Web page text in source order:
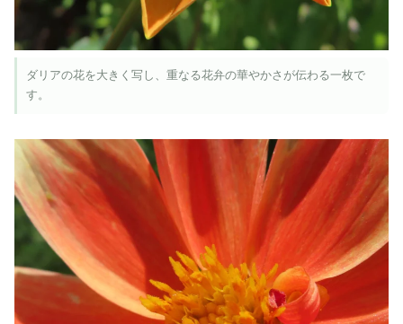
ダリアの花を大きく写し、重なる花弁の華やかさが伝わる一枚で
す。